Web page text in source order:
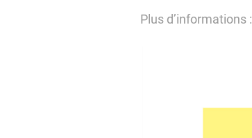
Plus d’informations :